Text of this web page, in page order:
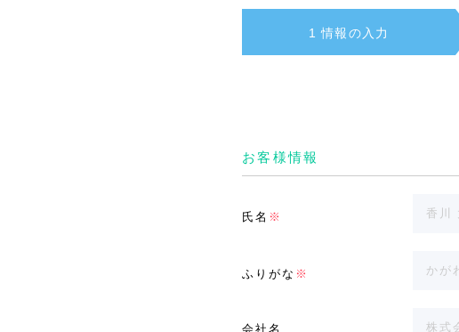
1 情報の入力
お客様情報
氏名 ※
ふりがな ※
会社名